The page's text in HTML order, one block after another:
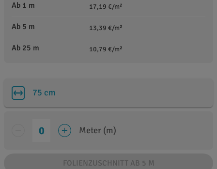
Ab 1 m
17,19 €/m²
Ab 5 m 13,39 €/m²
Ab 25 m 10,79 €/m²
75 cm
Meter (m)
FOLIENZUSCHNITT AB 5 M